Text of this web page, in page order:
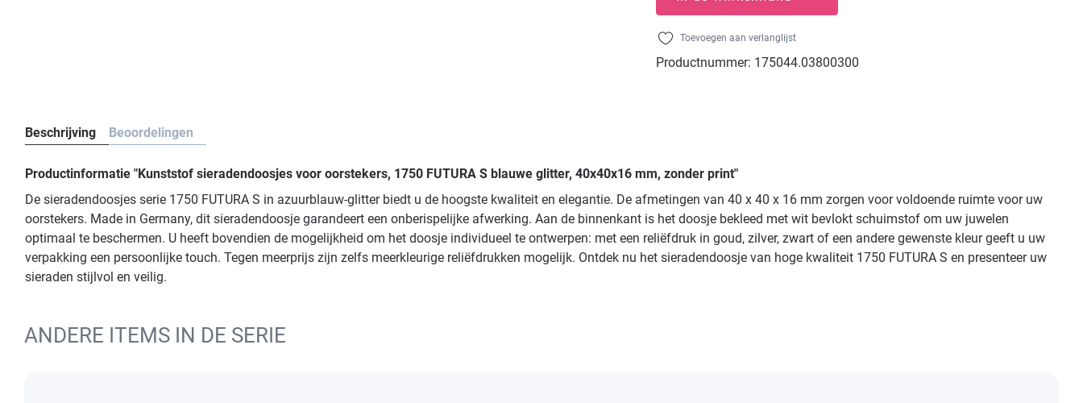
Toevoegen aan verlanglijst
Productnummer: 175044.03800300
Beschrijving Beoordelingen
Productinformatie "Kunststof sieradendoosjes voor oorstekers, 1750 FUTURA S blauwe glitter, 40x40x16 mm, zonder print"
De sieradendoosjes serie 1750 FUTURA S in azuurblauw-glitter biedt u de hoogste kwaliteit en elegantie. De afmetingen van 40 x 40 x 16 mm zorgen voor voldoende ruimte voor uw
oorstekers. Made in Germany, dit sieradendoosje garandeert een onberispelijke afwerking. Aan de binnenkant is het doosje bekleed met wit bevlokt schuimstof om uw juwelen
optimaal te beschermen. U heeft bovendien de mogelijkheid om het doosje individueel te ontwerpen: met een reliëfdruk in goud, zilver, zwart of een andere gewenste kleur geeft u uw
verpakking een persoonlijke touch. Tegen meerprijs zijn zelfs meerkleurige reliëfdrukken mogelijk. Ontdek nu het sieradendoosje van hoge kwaliteit 1750 FUTURA S en presenteer uw
sieraden stijlvol en veilig.
ANDERE ITEMS IN DE SERIE